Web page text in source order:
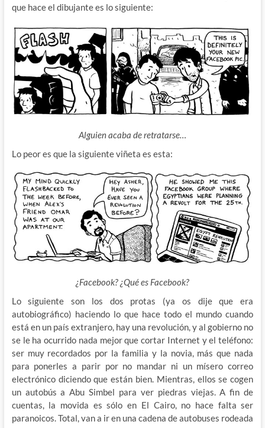
que hace el dibujante es lo siguiente:
Alguien acaba de retratarse…
Lo peor es que la siguiente viñeta es esta:
¿Facebook? ¿Qué es Facebook?
Lo siguiente son los dos protas (ya os dije que era
autobiográfico) haciendo lo que hace todo el mundo cuando
está en un país extranjero, hay una revolución, y al gobierno no
se le ha ocurrido nada mejor que cortar Internet y el teléfono:
ser muy recordados por la familia y la novia, más que nada
para ponerles a parir por no mandar ni un mísero correo
electrónico diciendo que están bien. Mientras, ellos se cogen
un autobús a Abu Simbel para ver piedras viejas. A fin de
cuentas, la movida es sólo en El Cairo, no hace falta ser
paranoicos. Total, van a ir en una cadena de autobuses rodeada